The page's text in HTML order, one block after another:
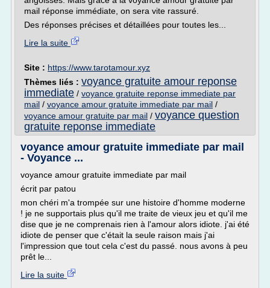
mail réponse immédiate, on sera vite rassuré.
Des réponses précises et détaillées pour toutes les...
Lire la suite
Site : https://www.tarotamour.xyz
Thèmes liés : voyance gratuite amour reponse
immediate / voyance gratuite reponse immediate par
mail / voyance amour gratuite immediate par mail /
voyance amour gratuite par mail / voyance question
gratuite reponse immediate
voyance amour gratuite immediate par mail
- Voyance ...
voyance amour gratuite immediate par mail
écrit par patou
mon chéri m'a trompée sur une histoire d'homme moderne
! je ne supportais plus qu'il me traite de vieux jeu et qu'il me
dise que je ne comprenais rien à l'amour alors idiote. j'ai été
idiote de penser que c'était la seule raison mais j'ai
l'impression que tout cela c'est du passé. nous avons à peu
prêt le...
Lire la suite